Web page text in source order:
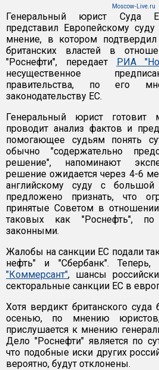
Moscow-Live.ru
Генеральный юрист Суда
представил Европейскому
мнение, в котором подтвердил
британских властей в
"Роснефти", передает РИА
несущественное
правительства, по его
законодательству ЕС.
Генеральный юрист готовит
проводит анализ фактов и
помогающее судьям понять
обычно "содержательно
решение", напоминают
решение ожидается через 4-6
английскому суду с большой
предложено признать, что
принятые Советом в
таковых как "Роснефть", по
законными.
Жалобы на санкции ЕС подали
нефть" и "Сбербанк". Теперь,
"Коммерсант", шансы
секторальные санкции ЕС в
Хотя вердикт британского
осенью, по мнению
прислушается к мнению
Дело "Роснефти" является по
что подобные иски других
вероятно, будут отклонены.